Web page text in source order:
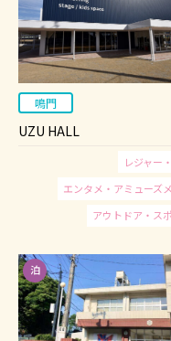
鳴門
UZU HALL
レジャー
エンタメ・アミューズ
アウトドア・ス